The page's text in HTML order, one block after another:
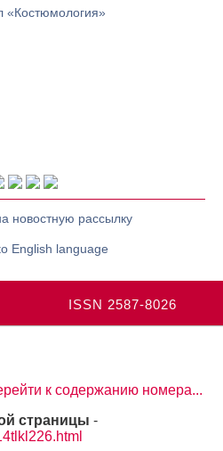
новостную рассылку
English language
ISSN 2587-8026
к содержанию номера...
страницы -